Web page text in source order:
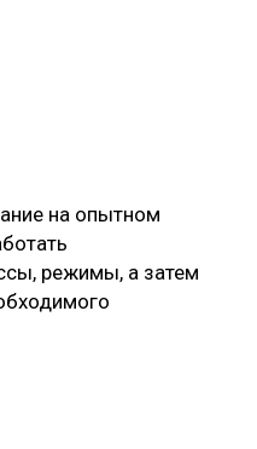
на опытном
режимы, а затем